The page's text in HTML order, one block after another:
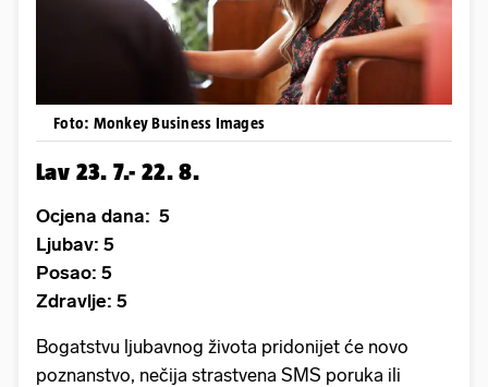
Foto: Monkey Business Images
Lav 23. 7.- 22. 8.
Ocjena dana: 5
Ljubav: 5
Posao: 5
Zdravlje: 5
Bogatstvu ljubavnog života pridonijet će novo
poznanstvo, nečija strastvena SMS poruka ili